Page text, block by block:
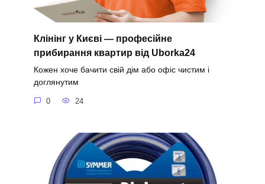
Клінінг у Києві — професійне
прибирання квартир від Uborka24
Кожен хоче бачити свій дім або офіс чистим і
доглянутим
0 24